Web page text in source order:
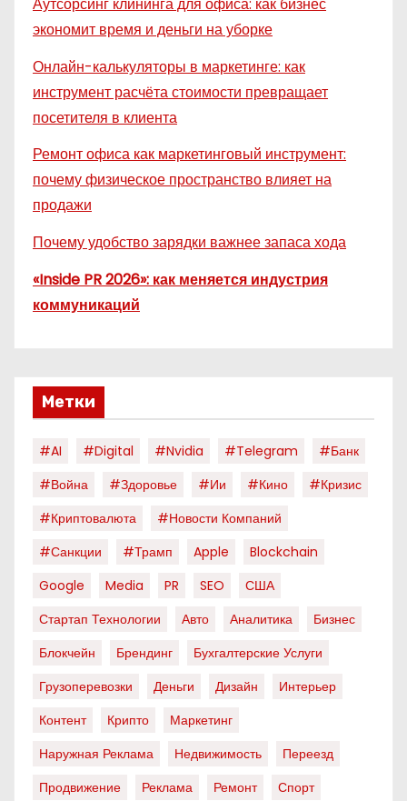
экономит время и деньги на уборке
Онлайн-калькуляторы в маркетинге: как
инструмент расчёта стоимости превращает
посетителя в клиента
Ремонт офиса как маркетинговый инструмент:
почему физическое пространство влияет на
продажи
Почему удобство зарядки важнее запаса хода
«Inside PR 2026»: как меняется индустрия
коммуникаций
Метки
#AI #digital #nvidia #telegram
#банк
#война
#здоровье #ии #кино
#кризис
#криптовалюта
#новости Компаний
#санкции
#трамп Apple
Blockchain
Google
Media PR SEO
США
Стартап Технологии
Авто Аналитика
Бизнес
Блокчейн
Брендинг
Бухгалтерские Услуги
Грузоперевозки
Деньги Дизайн
Интерьер
Контент
Крипто
Маркетинг
Наружная Реклама
Недвижимость
Переезд
Продвижение
Реклама Ремонт
Спорт